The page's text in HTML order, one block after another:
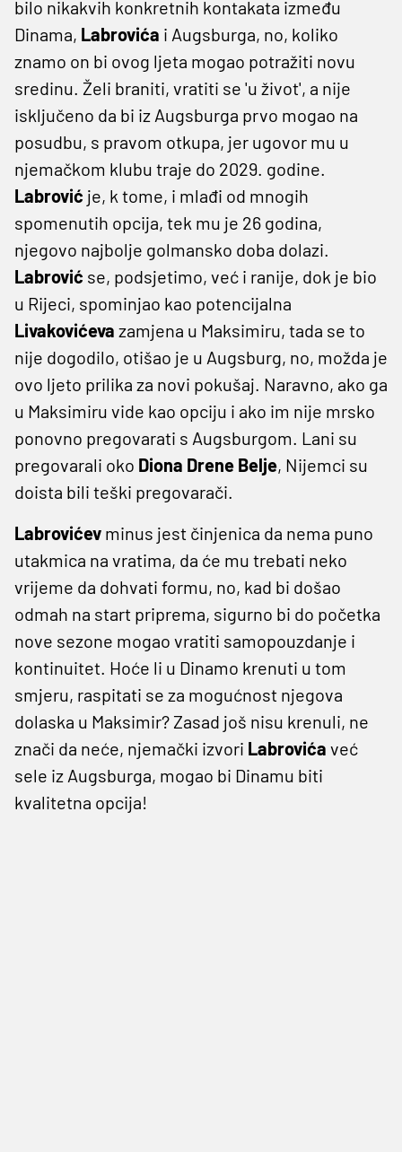
bilo nikakvih konkretnih kontakata između
Dinama, Labrovića i Augsburga, no, koliko
znamo on bi ovog ljeta mogao potražiti novu
sredinu. Želi braniti, vratiti se 'u život', a nije
isključeno da bi iz Augsburga prvo mogao na
posudbu, s pravom otkupa, jer ugovor mu u
njemačkom klubu traje do 2029. godine.
Labrović je, k tome, i mlađi od mnogih
spomenutih opcija, tek mu je 26 godina,
njegovo najbolje golmansko doba dolazi.
Labrović se, podsjetimo, već i ranije, dok je bio
u Rijeci, spominjao kao potencijalna
Livakovićeva zamjena u Maksimiru, tada se to
nije dogodilo, otišao je u Augsburg, no, možda je
ovo ljeto prilika za novi pokušaj. Naravno, ako ga
u Maksimiru vide kao opciju i ako im nije mrsko
ponovno pregovarati s Augsburgom. Lani su
pregovarali oko Diona Drene Belje, Nijemci su
doista bili teški pregovarači.
Labrovićev minus jest činjenica da nema puno
utakmica na vratima, da će mu trebati neko
vrijeme da dohvati formu, no, kad bi došao
odmah na start priprema, sigurno bi do početka
nove sezone mogao vratiti samopouzdanje i
kontinuitet. Hoće li u Dinamo krenuti u tom
smjeru, raspitati se za mogućnost njegova
dolaska u Maksimir? Zasad još nisu krenuli, ne
znači da neće, njemački izvori Labrovića već
sele iz Augsburga, mogao bi Dinamu biti
kvalitetna opcija!